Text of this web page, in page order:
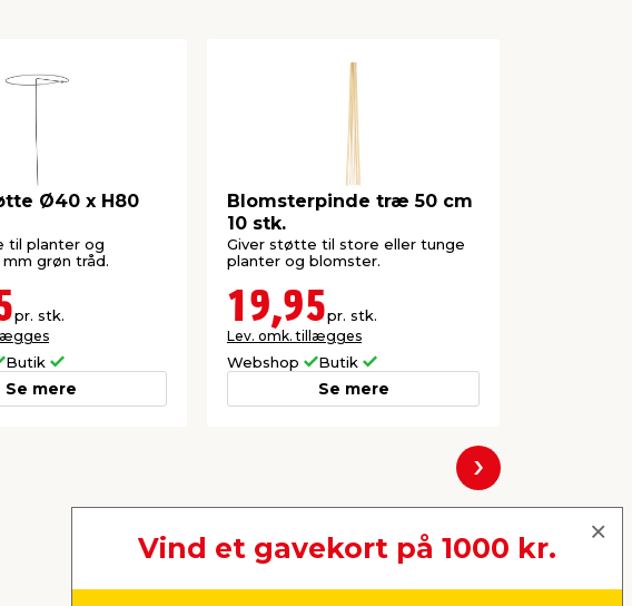
Ø40 x H80
til planter og
grøn tråd.
pr. stk.
Butik
Se mere
Blomsterpinde træ 50 cm
10 stk.
Giver støtte til store eller tunge
planter og blomster.
19,95pr. stk.
Lev. omk. tillægges
Webshop Butik
Se mere
Næste
Vind et gavekort på 1000 kr.